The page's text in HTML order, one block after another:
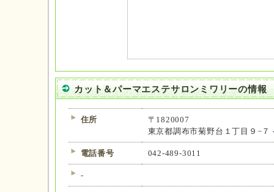
カット＆パーマエステサロンミワリーの情報
住所
〒1820007
東京都調布市菊野台１丁目９−
電話番号 042-489-3011
-